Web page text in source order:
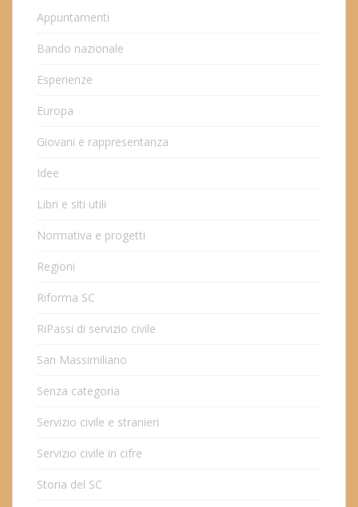
Appuntamenti
Bando nazionale
Esperienze
Europa
Giovani e rappresentanza
Idee
Libri e siti utili
Normativa e progetti
Regioni
Riforma SC
RiPassi di servizio civile
San Massimiliano
Senza categoria
Servizio civile e stranieri
Servizio civile in cifre
Storia del SC